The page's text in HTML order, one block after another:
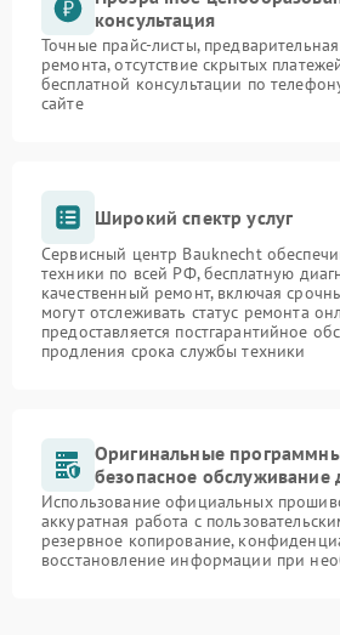
консультация
Точные прайс-листы,
ремонта, отсутствие скрытых
бесплатной консультации по
сайте
Широкий спектр услуг
Сервисный центр Bauknecht
техники по всей РФ, бесплатную
качественный ремонт, включая
могут отслеживать статус ремонта
предоставляется постгарантийное
продления срока службы техники
Оригинальные
безопасное обслуживание
Использование официальных
аккуратная работа с
резервное копирование,
восстановление информации при